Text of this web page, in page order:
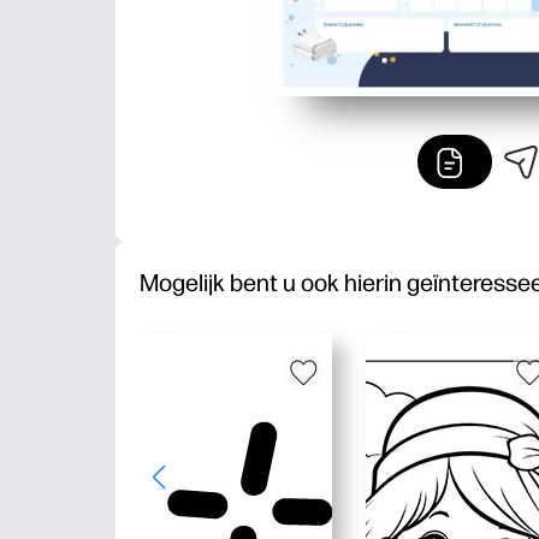
Mogelijk bent u ook hierin